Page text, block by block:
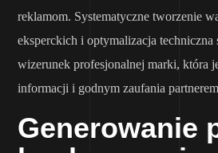
reklamom. Systematyczne tworzenie
eksperckich i optymalizacja techniczna
wizerunek profesjonalnej marki, która
informacji i godnym zaufania
Generowanie